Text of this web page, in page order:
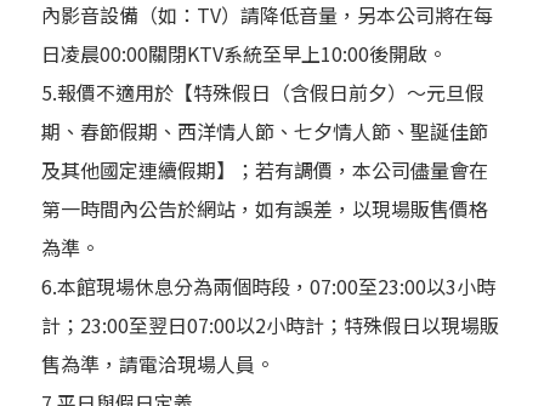
內影音設備（如：TV）請降低音量，另本公司將在每
日凌晨00:00關閉KTV系統至早上10:00後開啟。
5.報價不適用於【特殊假日（含假日前夕）～元旦假
期、春節假期、西洋情人節、七夕情人節、聖誕佳節
及其他國定連續假期】；若有調價，本公司儘量會在
第一時間內公告於網站，如有誤差，以現場販售價格
為準。
6.本館現場休息分為兩個時段，07:00至23:00以3小時
計；23:00至翌日07:00以2小時計；特殊假日以現場販
售為準，請電洽現場人員。